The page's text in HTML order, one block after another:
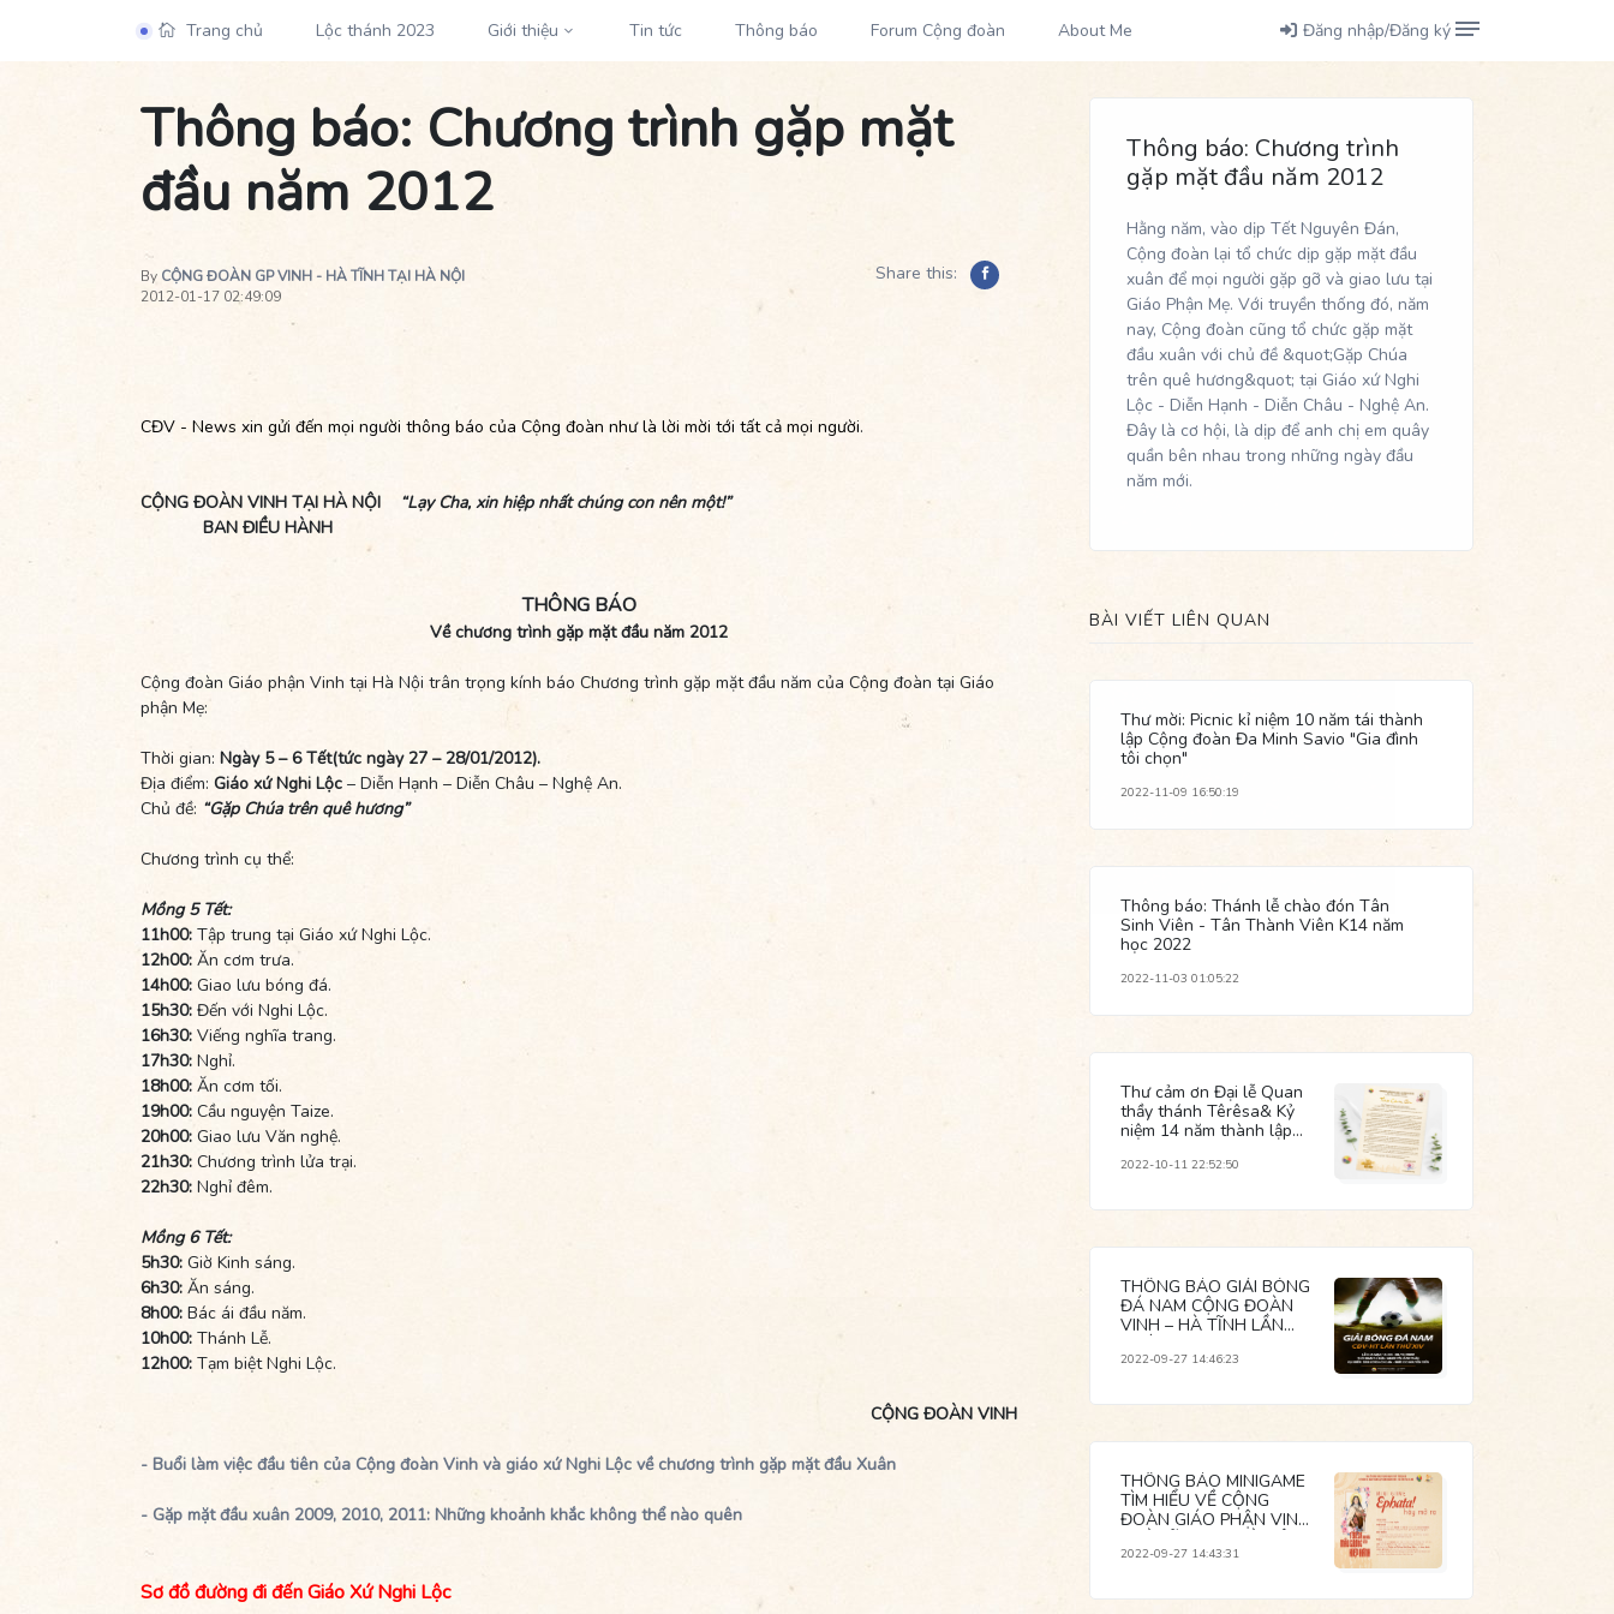
Trang chủ Lộc thánh 2023 Giới thiệu Tin tức Thông báo Forum Cộng đoàn About Me Đăng nhập/Đăng ký
Thông báo: Chương trình gặp mặt
đầu năm 2012
By CỘNG ĐOÀN GP VINH - HÀ TĨNH TẠI HÀ NỘI
2012-01-17 02:49:09
Share this:
CĐV - News xin gửi đến mọi người thông báo của Cộng đoàn như là lời mời tới tất cả mọi người.
CỘNG ĐOÀN VINH TẠI HÀ NỘI
“Lạy Cha, xin hiệp nhất chúng con nên một!”
BAN ĐIỀU HÀNH
THÔNG BÁO
Về chương trình gặp mặt đầu năm 2012
Cộng đoàn Giáo phận Vinh tại Hà Nội trân trọng kính báo Chương trình gặp mặt đầu năm của Cộng đoàn tại Giáo
phận Mẹ:
Thời gian: Ngày 5 – 6 Tết(tức ngày 27 – 28/01/2012).
Địa điểm: Giáo xứ Nghi Lộc – Diễn Hạnh – Diễn Châu – Nghệ An.
Chủ đề: “Gặp Chúa trên quê hương”
Chương trình cụ thể:
Mồng 5 Tết:
11h00: Tập trung tại Giáo xứ Nghi Lộc.
12h00: Ăn cơm trưa.
14h00: Giao lưu bóng đá.
15h30: Đến với Nghi Lộc.
16h30: Viếng nghĩa trang.
17h30: Nghỉ.
18h00: Ăn cơm tối.
19h00: Cầu nguyện Taize.
20h00: Giao lưu Văn nghệ.
21h30: Chương trình lửa trại.
22h30: Nghỉ đêm.
Mồng 6 Tết:
5h30: Giờ Kinh sáng.
6h30: Ăn sáng.
8h00: Bác ái đầu năm.
10h00: Thánh Lễ.
12h00: Tạm biệt Nghi Lộc.
CỘNG ĐOÀN VINH
- Buổi làm việc đầu tiên của Cộng đoàn Vinh và giáo xứ Nghi Lộc về chương trình gặp mặt đầu Xuân
- Gặp mặt đầu xuân 2009, 2010, 2011: Những khoảnh khắc không thể nào quên
Sơ đồ đường đi đến Giáo Xứ Nghi Lộc
Thông báo: Chương trình
gặp mặt đầu năm 2012
Hằng năm, vào dịp Tết Nguyên Đán,
Cộng đoàn lại tổ chức dịp gặp mặt đầu
xuân để mọi người gặp gỡ và giao lưu tại
Giáo Phận Mẹ. Với truyền thống đó, năm
nay, Cộng đoàn cũng tổ chức gặp mặt
đầu xuân với chủ đề &quot;Gặp Chúa
trên quê hương&quot; tại Giáo xứ Nghi
Lộc - Diễn Hạnh - Diễn Châu - Nghệ An.
Đây là cơ hội, là dịp để anh chị em quây
quần bên nhau trong những ngày đầu
năm mới.
BÀI VIẾT LIÊN QUAN
Thư mời: Picnic kỉ niệm 10 năm tái thành
lập Cộng đoàn Đa Minh Savio "Gia đình
tôi chọn"
2022-11-09 16:50:19
Thông báo: Thánh lễ chào đón Tân
Sinh Viên - Tân Thành Viên K14 năm
học 2022
2022-11-03 01:05:22
Thư cảm ơn Đại lễ Quan
thầy thánh Têrêsa& Kỷ
niệm 14 năm thành lập
Tĩnh tại Hà Nội
2022-10-11 22:52:50
THÔNG BÁO GIẢI BÓNG
ĐÁ NAM CỘNG ĐOÀN
VINH – HÀ TĨNH LẦN
2022-09-27 14:46:23
THÔNG BÁO MINIGAME
TÌM HIỂU VỀ CỘNG
ĐOÀN GIÁO PHẬN VINH
2022-09-27 14:43:31